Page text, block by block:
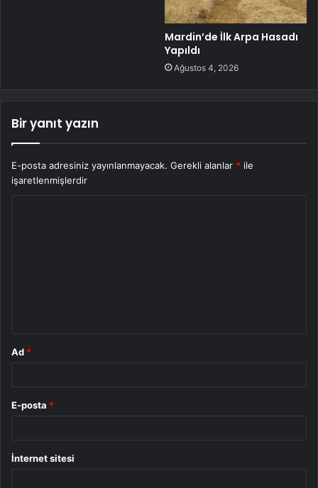
Mardin’de İlk Arpa Hasadı
Yapıldı
Ağustos 4, 2026
Bir yanıt yazın
E-posta adresiniz yayınlanmayacak. Gerekli alanlar * ile
işaretlenmişlerdir
Ad *
E-posta *
İnternet sitesi